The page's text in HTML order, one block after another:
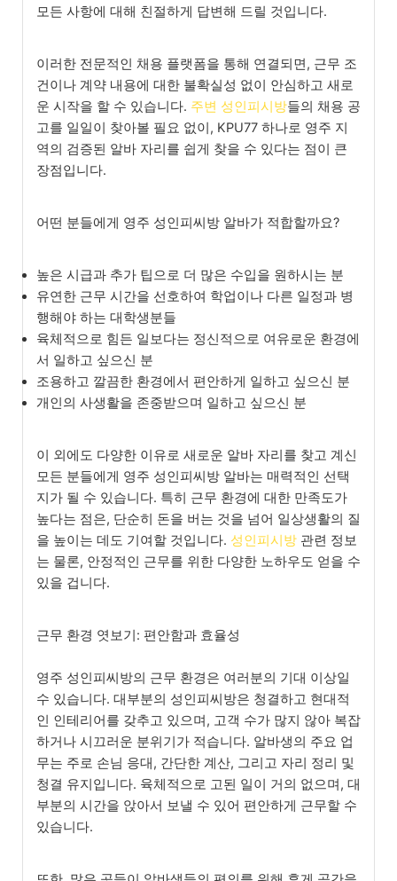
모든 사항에 대해 친절하게 답변해 드릴 것입니다.
이러한 전문적인 채용 플랫폼을 통해 연결되면, 근무 조
건이나 계약 내용에 대한 불확실성 없이 안심하고 새로
운 시작을 할 수 있습니다. 주변 성인피시방들의 채용 공
고를 일일이 찾아볼 필요 없이, KPU77 하나로 영주 지
역의 검증된 알바 자리를 쉽게 찾을 수 있다는 점이 큰
장점입니다.
어떤 분들에게 영주 성인피씨방 알바가 적합할까요?
높은 시급과 추가 팁으로 더 많은 수입을 원하시는 분
유연한 근무 시간을 선호하여 학업이나 다른 일정과 병
행해야 하는 대학생분들
육체적으로 힘든 일보다는 정신적으로 여유로운 환경에
서 일하고 싶으신 분
조용하고 깔끔한 환경에서 편안하게 일하고 싶으신 분
개인의 사생활을 존중받으며 일하고 싶으신 분
이 외에도 다양한 이유로 새로운 알바 자리를 찾고 계신
모든 분들에게 영주 성인피씨방 알바는 매력적인 선택
지가 될 수 있습니다. 특히 근무 환경에 대한 만족도가
높다는 점은, 단순히 돈을 버는 것을 넘어 일상생활의 질
을 높이는 데도 기여할 것입니다. 성인피시방 관련 정보
는 물론, 안정적인 근무를 위한 다양한 노하우도 얻을 수
있을 겁니다.
근무 환경 엿보기: 편안함과 효율성
영주 성인피씨방의 근무 환경은 여러분의 기대 이상일
수 있습니다. 대부분의 성인피씨방은 청결하고 현대적
인 인테리어를 갖추고 있으며, 고객 수가 많지 않아 복잡
하거나 시끄러운 분위기가 적습니다. 알바생의 주요 업
무는 주로 손님 응대, 간단한 계산, 그리고 자리 정리 및
청결 유지입니다. 육체적으로 고된 일이 거의 없으며, 대
부분의 시간을 앉아서 보낼 수 있어 편안하게 근무할 수
있습니다.